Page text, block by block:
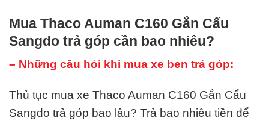
Mua Thaco Auman C160 Gắn Cẩu
Sangdo trả góp cần bao nhiêu?
– Những câu hỏi khi mua xe ben trả góp:
Thủ tục mua xe Thaco Auman C160 Gắn Cẩu
Sangdo trả góp bao lâu? Trả bao nhiêu tiền để